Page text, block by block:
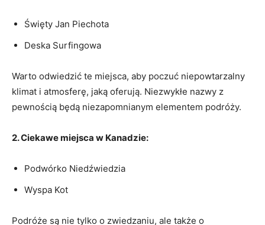
Święty‍ Jan Piechota
Deska Surfingowa
Warto odwiedzić te miejsca, ⁢aby poczuć niepowtarzalny
klimat i ⁢atmosferę, jaką oferują. Niezwykłe‍ nazwy z
pewnością będą niezapomnianym elementem podróży.
2. Ciekawe miejsca ⁣w ​Kanadzie:
Podwórko Niedźwiedzia
Wyspa‌ Kot
Podróże są‍ nie tylko o zwiedzaniu,‍ ale także o